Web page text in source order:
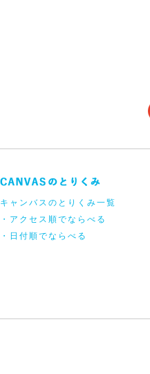
キャンバスのとりくみ一覧
・アクセス順でならべる
・日付順でならべる